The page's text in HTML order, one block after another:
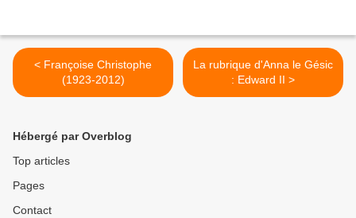
< Françoise Christophe
(1923-2012)
La rubrique d'Anna le Gésic
: Edward II >
Hébergé par Overblog
Top articles
Pages
Contact